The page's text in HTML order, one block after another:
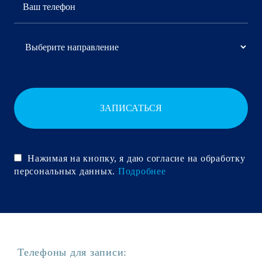
ЗАПИСАТЬСЯ
Нажимая на кнопку, я даю согласие на обработку
персональных данных. Подробнее
Телефоны для записи: